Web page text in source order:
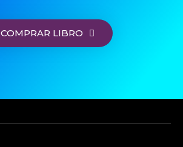
COMPRAR LIBRO